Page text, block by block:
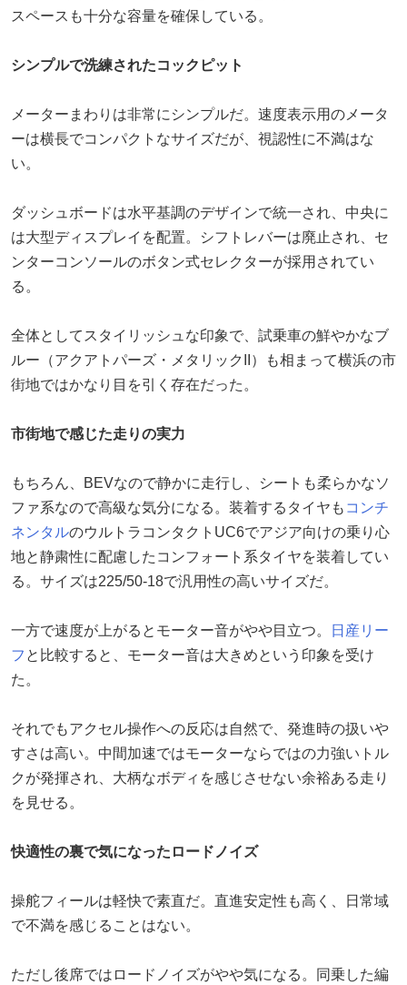
スペースも十分な容量を確保している。
シンプルで洗練されたコックピット
メーターまわりは非常にシンプルだ。速度表示用のメータ
ーは横長でコンパクトなサイズだが、視認性に不満はな
い。
ダッシュボードは水平基調のデザインで統一され、中央に
は大型ディスプレイを配置。シフトレバーは廃止され、セ
ンターコンソールのボタン式セレクターが採用されてい
る。
全体としてスタイリッシュな印象で、試乗車の鮮やかなブ
ルー（アクアトパーズ・メタリックII）も相まって横浜の市
街地ではかなり目を引く存在だった。
市街地で感じた走りの実力
もちろん、BEVなので静かに走行し、シートも柔らかなソ
ファ系なので高級な気分になる。装着するタイヤも コンチ
ネンタルのウルトラコンタクトUC6でアジア向けの乗り心
地と静粛性に配慮したコンフォート系タイヤを装着してい
る。サイズは225/50-18で汎用性の高いサイズだ。
一方で速度が上がるとモーター音がやや目立つ。 日産 リー
フ と比較すると、モーター音は大きめという印象を受け
た。
それでもアクセル操作への反応は自然で、発進時の扱いや
すさは高い。中間加速ではモーターならではの力強いトル
クが発揮され、大柄なボディを感じさせない余裕ある走り
を見せる。
快適性の裏で気になったロードノイズ
操舵フィールは軽快で素直だ。直進安定性も高く、日常域
で不満を感じることはない。
ただし後席ではロードノイズがやや気になる。同乗した編